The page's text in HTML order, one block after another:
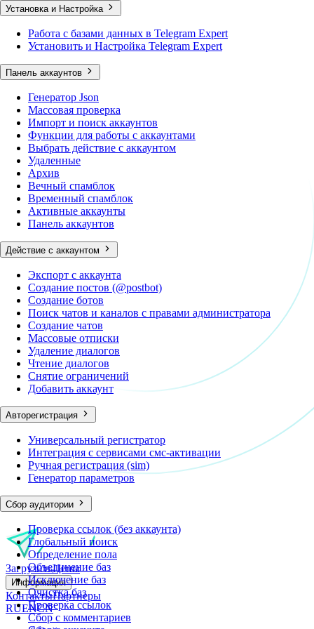
ЗагрузитьЦены
Информация
КонтактыПартнеры
RUENCN
Установка и Настройка
Работа с базами данных в Telegram Expert
Установить и Настройка Telegram Expert
Панель аккаунтов
Генератор Json
Массовая проверка
Импорт и поиск аккаунтов
Функции для работы с аккаунтами
Выбрать действие с аккаунтом
Удаленные
Архив
Вечный спамблок
Временный спамблок
Активные аккаунты
Панель аккаунтов
Действие с аккаунтом
Экспорт с аккаунта
Создание постов (@postbot)
Создание ботов
Поиск чатов и каналов с правами администратора
Создание чатов
Массовые отписки
Удаление диалогов
Чтение диалогов
Снятие ограничений
Добавить аккаунт
Авторегистрация
Универсальный регистратор
Интеграция с сервисами смс-активации
Ручная регистрация (sim)
Генератор параметров
Сбор аудитории
Проверка ссылок (без аккаунта)
Глобальный поиск
Определение пола
Объединение баз
Исключение баз
Очистка баз
Проверка ссылок
Сбор с комментариев